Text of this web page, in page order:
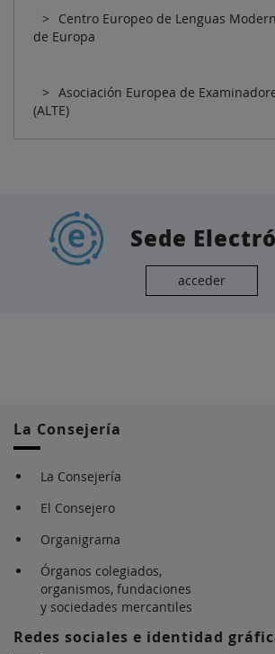
Centro Europeo de Lenguas
de Europa
Asociación Europea de
(ALTE)
Sede
acceder
La Consejería
La Consejería
El Consejero
Organigrama
Órganos colegiados,
organismos, fundaciones
y sociedades mercantiles
Redes sociales e identidad